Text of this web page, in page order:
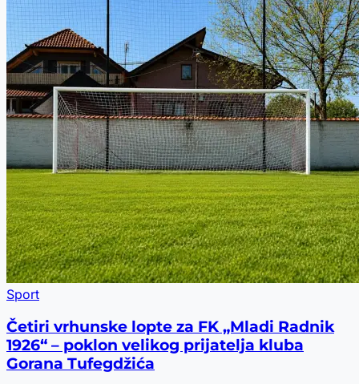
Sport
Četiri vrhunske lopte za FK „Mladi Radnik
1926“ – poklon velikog prijatelja kluba
Gorana Tufegdžića